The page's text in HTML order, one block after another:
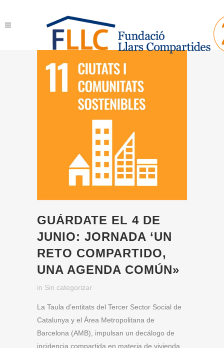
GUÁRDATE EL 4 DE
JUNIO: JORNADA ‘UN
RETO COMPARTIDO,
UNA AGENDA COMÚN»
in Sin categorizar
La Taula d’entitats del Tercer Sector Social de
Catalunya y el Àrea Metropolitana de
Barcelona (AMB), impulsan un decálogo de
incidencia compartida en materia de vivienda